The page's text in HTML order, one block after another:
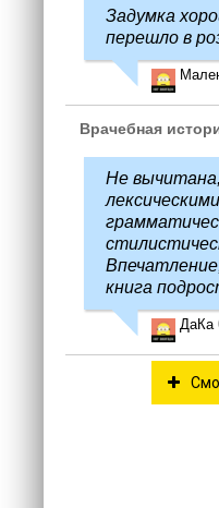
Задумка
перешло в
Врачебная
Не
книга
ДаКа